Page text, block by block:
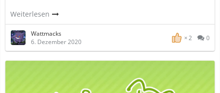
Weiterlesen
Wattmacks
6. Dezember 2020
2 0